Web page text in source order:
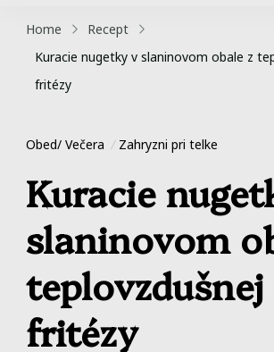
fritézy
Home
Recept
Kuracie nugetky v slaninovom obale z
fritézy
Obed/ Večera Zahryzni pri telke
Kuracie
slaninovom
teplovzdušnej
fritézy